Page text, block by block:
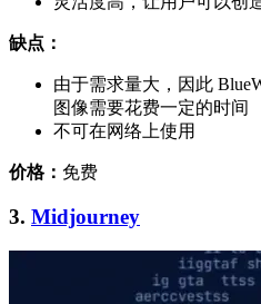
缺点：
由于需求量大，因此
图像需要花费一定的时间
不可在网络上使用
价格： 免费
3. Midjourney